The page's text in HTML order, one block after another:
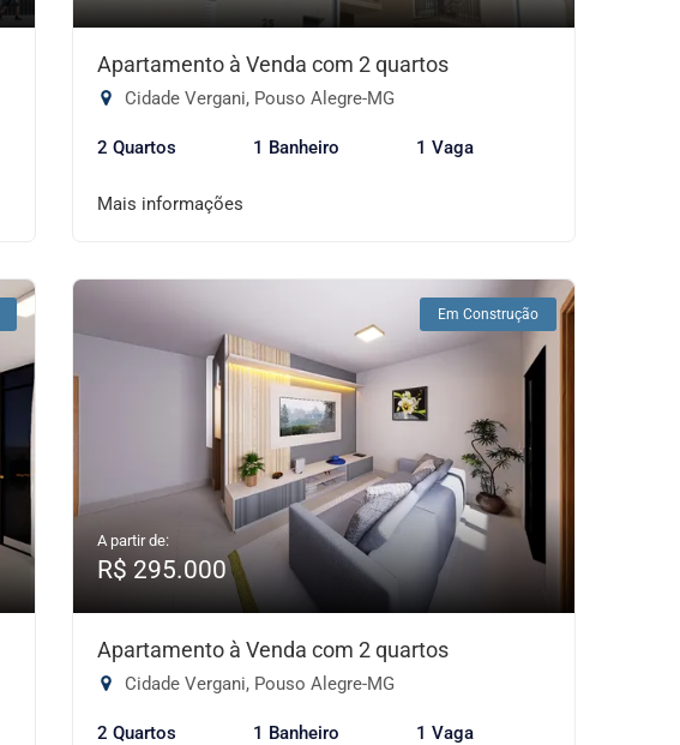
Apartamento à Venda com 2 quartos
Cidade Vergani, Pouso Alegre-MG
2 Quartos 1 Banheiro 1 Vaga
Mais informações
Em Construção
A partir de:
R$ 295.000
Apartamento à Venda com 2 quartos
Cidade Vergani, Pouso Alegre-MG
2 Quartos 1 Banheiro 1 Vaga